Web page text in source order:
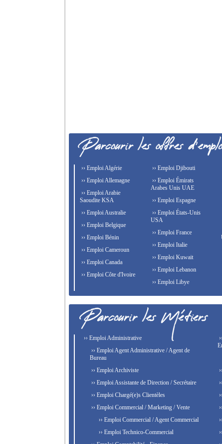
›› Emploi Algérie
›› Emploi Allemagne
›› Emploi Arabie
Saoudite KSA
›› Emploi Australie
›› Emploi Belgique
›› Emploi Bénin
›› Emploi Cameroun
›› Emploi Canada
›› Emploi Côte d'Ivoire
›› Emploi Djibouti
›› Emploi Émirats
Arabes Unis UAE
›› Emploi Espagne
›› Emploi États-Unis
USA
›› Emploi France
›› Emploi Italie
›› Emploi Kuwait
›› Emploi Lebanon
›› Emploi Libye
›› Emploi Administrative
›› Emploi Agent Administrative / Agent de
Bureau
›› Emploi Archiviste
›› Emploi Assistante de Direction / Secrétaire
›› Emploi Chargé(e)s Clientèles
›› Emploi Commercial / Marketing / Vente
›› Emploi Commercial / Agent Commercial
›› Emploi Technico-Commercial